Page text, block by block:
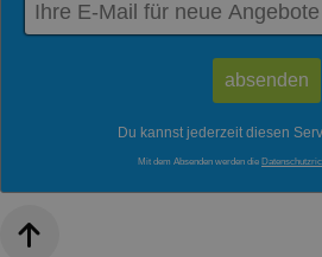
Du kannst jederzeit diesen
Mit dem Absenden werden die